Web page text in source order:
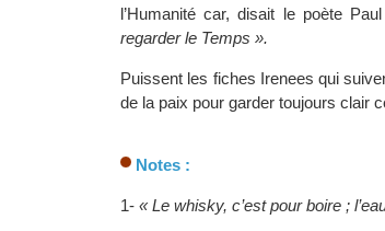
l’Humanité car, disait le poète
regarder le Temps ».
Puissent les fiches Irenees qui
de la paix pour garder toujours clair
Notes :
1- « Le whisky, c’est pour boire ;